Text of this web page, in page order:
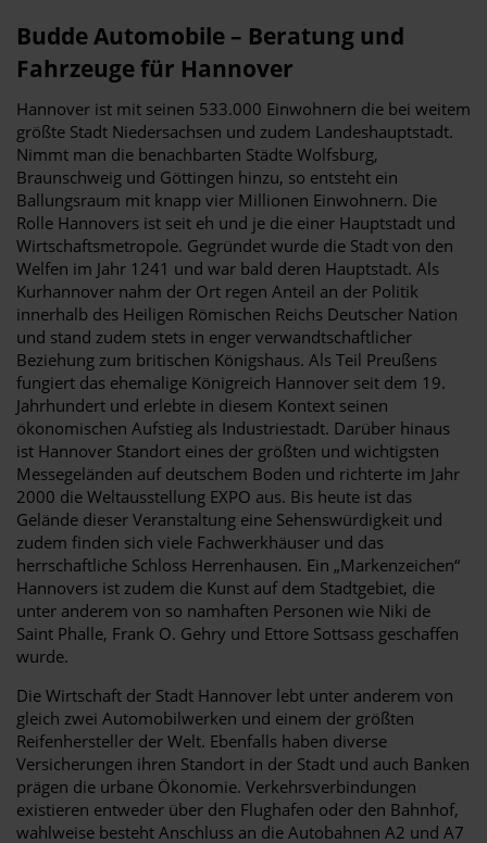
Budde Automobile – Beratung und
Fahrzeuge für Hannover
Hannover ist mit seinen 533.000 Einwohnern die bei weitem
größte Stadt Niedersachsen und zudem Landeshauptstadt.
Nimmt man die benachbarten Städte Wolfsburg,
Braunschweig und Göttingen hinzu, so entsteht ein
Ballungsraum mit knapp vier Millionen Einwohnern. Die
Rolle Hannovers ist seit eh und je die einer Hauptstadt und
Wirtschaftsmetropole. Gegründet wurde die Stadt von den
Welfen im Jahr 1241 und war bald deren Hauptstadt. Als
Kurhannover nahm der Ort regen Anteil an der Politik
innerhalb des Heiligen Römischen Reichs Deutscher Nation
und stand zudem stets in enger verwandtschaftlicher
Beziehung zum britischen Königshaus. Als Teil Preußens
fungiert das ehemalige Königreich Hannover seit dem 19.
Jahrhundert und erlebte in diesem Kontext seinen
ökonomischen Aufstieg als Industriestadt. Darüber hinaus
ist Hannover Standort eines der größten und wichtigsten
Messegeländen auf deutschem Boden und richterte im Jahr
2000 die Weltausstellung EXPO aus. Bis heute ist das
Gelände dieser Veranstaltung eine Sehenswürdigkeit und
zudem finden sich viele Fachwerkhäuser und das
herrschaftliche Schloss Herrenhausen. Ein „Markenzeichen“
Hannovers ist zudem die Kunst auf dem Stadtgebiet, die
unter anderem von so namhaften Personen wie Niki de
Saint Phalle, Frank O. Gehry und Ettore Sottsass geschaffen
wurde.
Die Wirtschaft der Stadt Hannover lebt unter anderem von
gleich zwei Automobilwerken und einem der größten
Reifenhersteller der Welt. Ebenfalls haben diverse
Versicherungen ihren Standort in der Stadt und auch Banken
prägen die urbane Ökonomie. Verkehrsverbindungen
existieren entweder über den Flughafen oder den Bahnhof,
wahlweise besteht Anschluss an die Autobahnen A2 und A7